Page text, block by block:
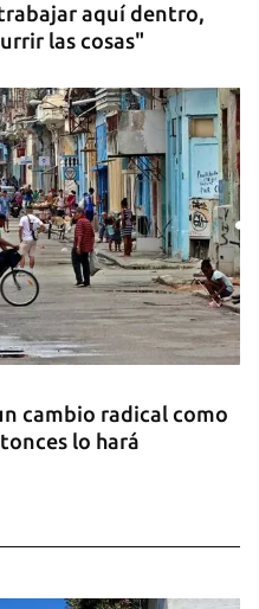
aquí dentro,
las cosas"
cambio radical como
lo hará